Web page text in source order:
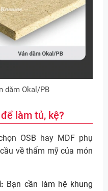
dăm Okal/PB
làm tủ, kệ?
OSB hay MDF phụ
về thẩm mỹ của món
Bạn cần làm hệ khung